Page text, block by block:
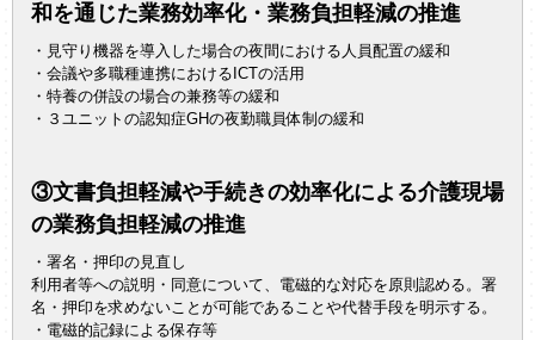
和を通じた業務効率化・業務負担軽減の推進
・見守り機器を導入した場合の夜間における人員配置の緩和
・会議や多職種連携におけるICTの活用
・特養の併設の場合の兼務等の緩和
・３ユニットの認知症GHの夜勤職員体制の緩和
③文書負担軽減や手続きの効率化による介護現場
の業務負担軽減の推進
・署名・押印の見直し
利用者等への説明・同意について、電磁的な対応を原則認める。署
名・押印を求めないことが可能であることや代替手段を明示する。
・電磁的記録による保存等